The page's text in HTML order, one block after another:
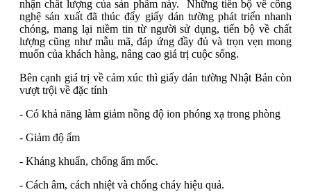
nhận chất lượng của sản phẩm này. Những tiến bộ về công
nghệ sản xuất đã thúc đẩy giấy dán tường phát triển nhanh
chóng, mang lại niềm tin từ người sử dụng, tiến bộ về chất
lượng cũng như mẫu mã, đáp ứng đầy đủ và trọn vẹn mong
muốn của khách hàng, nâng cao giá trị cuộc sống.
Bên cạnh giá trị về cảm xúc thì giấy dán tường Nhật Bản còn
vượt trội về đặc tính
- Có khả năng làm giảm nồng độ ion phóng xạ trong phòng
- Giảm độ ẩm
- Kháng khuẩn, chống ẩm mốc.
- Cách âm, cách nhiệt và chống cháy hiệu quả.